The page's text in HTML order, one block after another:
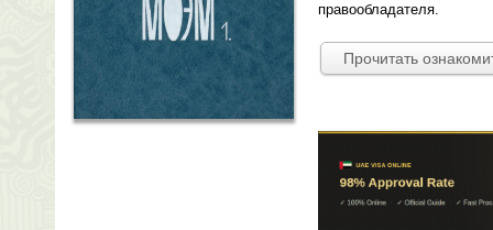
правообладателя.
Прочитать